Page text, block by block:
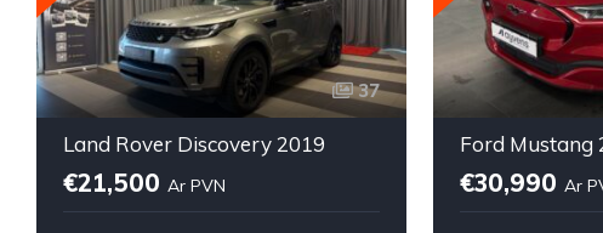
37
Land Rover Discovery 2019
€21,500 Ar PVN
Ford Mustang
€30,990 Ar